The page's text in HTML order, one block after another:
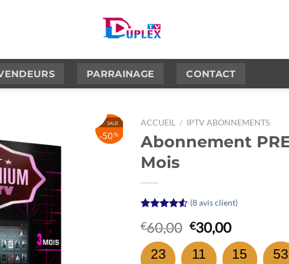
PARRAINAGE CONTACT
SALE!
%
50
SALE!
%
50
ACCUEIL / IPTV ABONNEMENTS
Abonnement
Mois
sur 5 basé
sur
notations
client
(8avis client)
€60,00 Le
prix
initial
€30,00Le
prix
actuel
23 11 15 53